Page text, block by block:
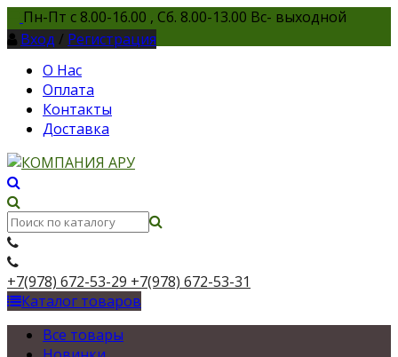
Пн-Пт с 8.00-16.00 , Сб. 8.00-13.00 Вс- выходной
Вход / Регистрация
О Нас
Оплата
Контакты
Доставка
+7(978) 672-53-29 +7(978) 672-53-31
Каталог товаров
Все товары